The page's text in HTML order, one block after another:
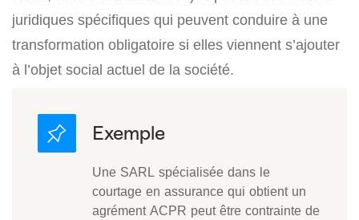
juridiques spécifiques qui peuvent conduire à une
transformation obligatoire si elles viennent s’ajouter
à l’objet social actuel de la société.
Une SARL spécialisée dans le
courtage en assurance qui obtient un
agrément ACPR peut être contrainte de